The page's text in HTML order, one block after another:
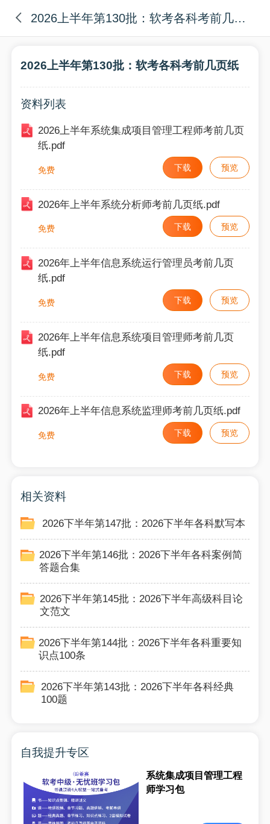
2026上半年第130批：软考各科考前几页纸
2026上半年第130批：软考各科考前几页纸
资料列表
2026上半年系统集成项目管理工程师考前几页
纸.pdf
免费 下载 预览
2026年上半年系统分析师考前几页纸.pdf
免费 下载 预览
2026年上半年信息系统运行管理员考前几页
纸.pdf
免费 下载 预览
2026年上半年信息系统项目管理师考前几页
纸.pdf
免费 下载 预览
2026年上半年信息系统监理师考前几页纸.pdf
免费 下载 预览
相关资料
2026下半年第147批：2026下半年各科默写本
2026下半年第146批：2026下半年各科案例简
答题合集
2026下半年第145批：2026下半年高级科目论
文范文
2026下半年第144批：2026下半年各科重要知
识点100条
2026下半年第143批：2026下半年各科经典
100题
自我提升专区
系统集成项目管理工程
师学习包